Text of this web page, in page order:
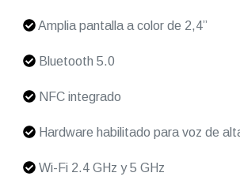
Amplia pantalla a color de 2,4”
Bluetooth 5.0
NFC integrado
Hardware habilitado para voz de
Wi-Fi 2.4 GHz y 5 GHz